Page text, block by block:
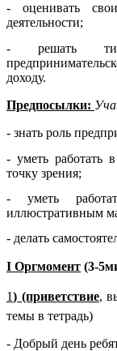
- оценивать
деятельности;
- решать
доходу.
Предпосылки:
- знать роль
- уметь работать
точку зрения;
- уметь
иллюстративным
- делать
I Оргмомент (3-
1) (приветствие,
темы в тетрадь)
- Добрый день